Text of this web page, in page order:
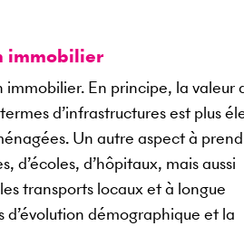
immobilier
En principe, la valeur
d’infrastructures est plus
Un autre aspect à
d’écoles, d’hôpitaux, mais aussi
transports locaux et à longue
démographique et la